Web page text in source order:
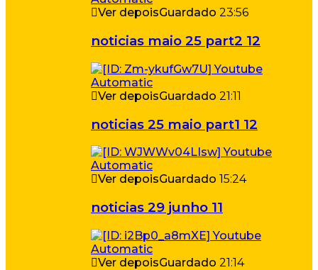
Ver depoisGuardado 23:56
noticias maio 25 part2 12
Ver depoisGuardado 21:11
noticias 25 maio part1 12
Ver depoisGuardado 15:24
noticias 29 junho 11
Ver depoisGuardado 21:14